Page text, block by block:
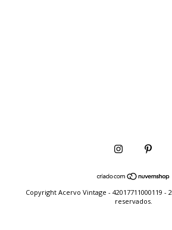
Copyright Acervo Vintage - 42017711000119 -
reservados.